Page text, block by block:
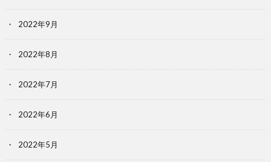
2022年9月
2022年8月
2022年7月
2022年6月
2022年5月